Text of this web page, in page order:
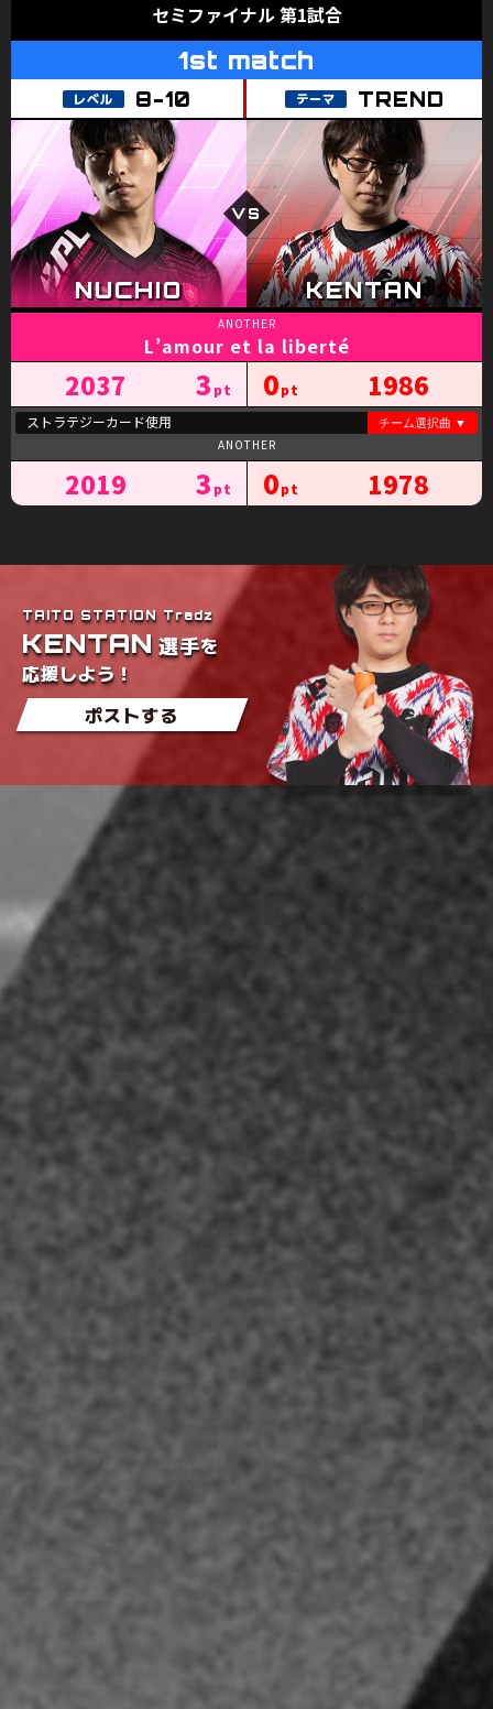
第1試合
TREND
L’amour et la liberté
2037 3 1986
0
2019 3 1978
0
TAITO STATION Tradz
KENTAN 選手を
応援しよう！